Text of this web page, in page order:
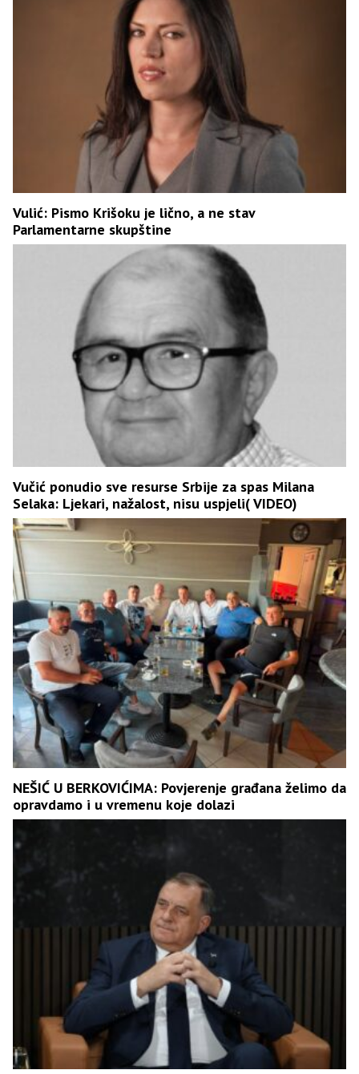
Vulić: Pismo Krišoku je lično, a ne stav
Parlamentarne skupštine
Vučić ponudio sve resurse Srbije za spas Milana
Selaka: Ljekari, nažalost, nisu uspjeli( VIDEO)
NEŠIĆ U BERKOVIĆIMA: Povjerenje građana želimo da
opravdamo i u vremenu koje dolazi